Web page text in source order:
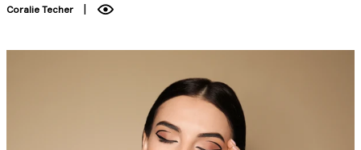
Coralie Techer